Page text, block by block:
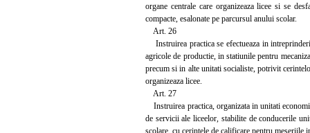
organe centrale care organizeaza licee si se
compacte, esalonate pe parcursul anului scolar.
Art. 26
Instruirea practica se efectueaza in
agricole de productie, in statiunile pentru
precum si in alte unitati socialiste, potrivit
organizeaza licee.
Art. 27
Instruirea practica, organizata in unitati
de servicii ale liceelor, stabilite de conducerile
scolare, cu cerintele de calificare pentru meseriile